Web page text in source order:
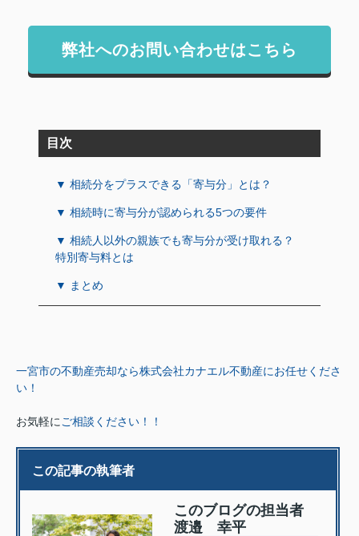
弊社へのお問い合わせはこちら
目次
▼ 相続分をプラスできる「寄与分」とは？
▼ 相続時に寄与分が認められる5つの要件
▼ 相続人以外の親族でも寄与分が受け取れる？
特別寄与料とは
▼ まとめ
一宮市の不動産売却なら株式会社カナエル不動産にお任せくださ
い！
お気軽に ご相談ください！！
この記事の執筆者
このブログの担当者
渡邉 幸平